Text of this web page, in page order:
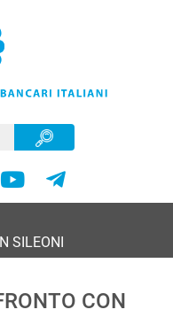
SILEONI
CON